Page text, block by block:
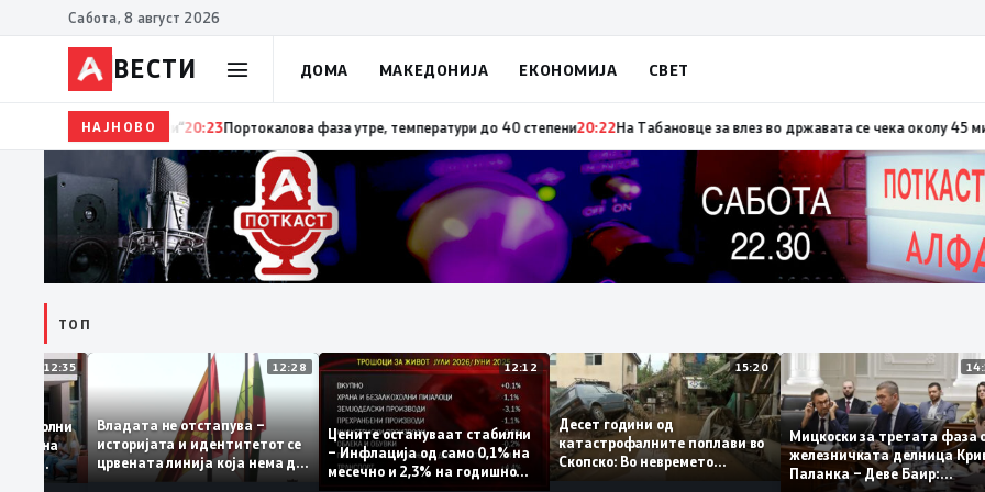
Сабота, 8 август 2026
ВЕСТИ ДОМА МАКЕДОНИЈА ЕКОНОМИЈА СВЕТ
НАЈНОВО20:24Сиљановска Давкова на Свечената академија по повод „30 години Општина Вевчани“20:23Портокалова фаза утре,
ТОП
12:35
се задоволни
на
12:28
Владата не отстапува –
историјата и идентитетот се
црвената линија која нема да
се погази
12:12
Цените остануваат стабилни
– Инфлација од само 0,1% на
месечно и 2,3% на годишно
15:20
Десет години од
катастрофалните поплави во
Скопско: Во невремето
Мицкоски за третата
железничката делница
Паланка – Деве Баир: